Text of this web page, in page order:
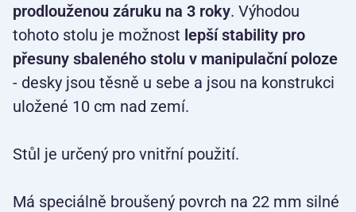
prodlouženou záruku na 3 roky. Výhodou
tohoto stolu je možnost lepší stability pro
přesuny sbaleného stolu v manipulační poloze
- desky jsou těsně u sebe a jsou na konstrukci
uložené 10 cm nad zemí.
Stůl je určený pro vnitřní použití.
Má speciálně broušený povrch na 22 mm silné